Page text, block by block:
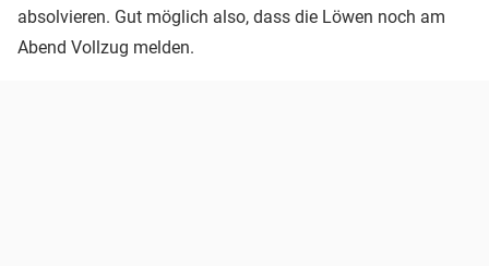
absolvieren. Gut möglich also, dass die Löwen noch am
Abend Vollzug melden.